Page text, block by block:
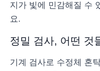
지가 빛에 민감해질 수
요.
정밀 검사, 어떤 것
기계 검사로 수정체 혼